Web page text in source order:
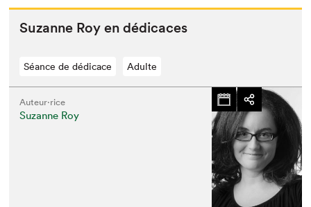
Suzanne Roy en dédicaces
Séance de dédicace Adulte
Auteur·rice
Suzanne Roy